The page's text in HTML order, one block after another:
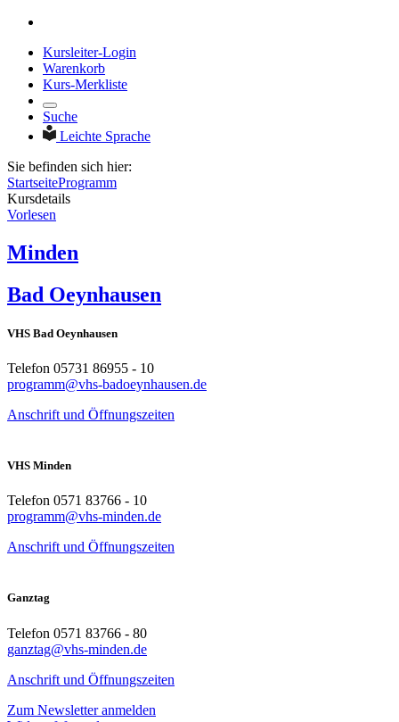
Kursleiter-Login
Warenkorb
Kurs-Merkliste
Suche
Leichte Sprache
Sie befinden sich hier:
StartseiteProgramm
Kursdetails
Vorlesen
Minden
Bad Oeynhausen
VHS Bad Oeynhausen
Telefon 05731 86955 - 10
programm@vhs-badoeynhausen.de
Anschrift und Öffnungszeiten
VHS Minden
Telefon 0571 83766 - 10
programm@vhs-minden.de
Anschrift und Öffnungszeiten
Ganztag
Telefon 0571 83766 - 80
ganztag@vhs-minden.de
Anschrift und Öffnungszeiten
Zum Newsletter anmelden